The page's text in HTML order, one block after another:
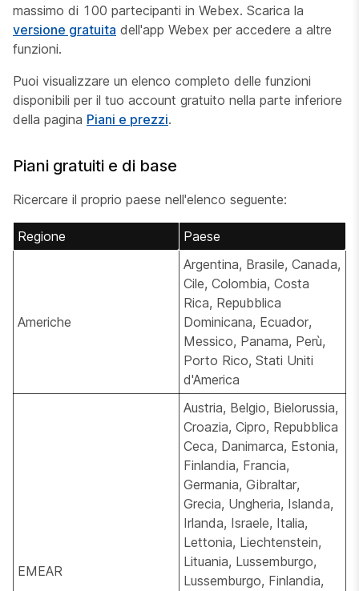
massimo di 100 partecipanti in Webex. Scarica la
versione gratuita dell'app Webex per accedere a altre
funzioni.
Puoi visualizzare un elenco completo delle funzioni
disponibili per il tuo account gratuito nella parte inferiore
della pagina Piani e prezzi.
Piani gratuiti e di base
Ricercare il proprio paese nell'elenco seguente:
Regione Paese
Americhe
Argentina, Brasile, Canada,
Cile, Colombia, Costa
Rica, Repubblica
Dominicana, Ecuador,
Messico, Panama, Perù,
Porto Rico, Stati Uniti
d'America
EMEAR
Austria, Belgio, Bielorussia,
Croazia, Cipro, Repubblica
Ceca, Danimarca, Estonia,
Finlandia, Francia,
Germania, Gibraltar,
Grecia, Ungheria, Islanda,
Irlanda, Israele, Italia,
Lettonia, Liechtenstein,
Lituania, Lussemburgo,
Lussemburgo, Finlandia,